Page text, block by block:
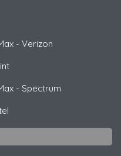
- Verizon
- Spectrum